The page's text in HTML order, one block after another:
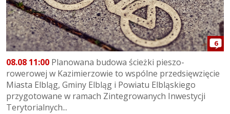
6
08.08 11:00 Planowana budowa ścieżki pieszo-
rowerowej w Kazimierzowie to wspólne przedsięwzięcie
Miasta Elbląg, Gminy Elbląg i Powiatu Elbląskiego
przygotowane w ramach Zintegrowanych Inwestycji
Terytorialnych...